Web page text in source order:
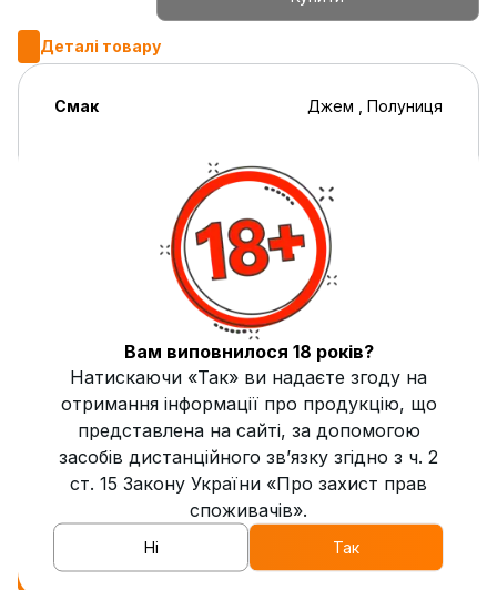
Деталі товару
Смак Джем , Полуниця
Міцність Середня
Димність Висока
Жаростійкість Висока
Країна виробник Україна
Опис
Вам виповнилося 18 років?
Натискаючи «Так» ви надаєте згоду на
отримання інформації про продукцію, що
представлена на сайті, за допомогою
засобів дистанційного зв’язку згідно з ч. 2
ст. 15 Закону України «Про захист прав
споживачів».
Ні Так